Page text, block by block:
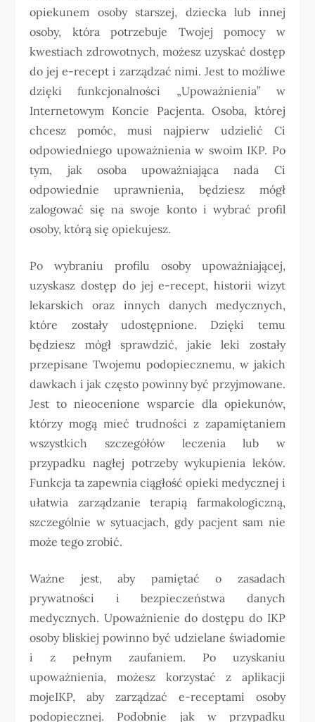
opiekunem osoby starszej, dziecka lub innej
osoby, która potrzebuje Twojej pomocy w
kwestiach zdrowotnych, możesz uzyskać dostęp
do jej e-recept i zarządzać nimi. Jest to możliwe
dzięki funkcjonalności „Upoważnienia” w
Internetowym Koncie Pacjenta. Osoba, której
chcesz pomóc, musi najpierw udzielić Ci
odpowiedniego upoważnienia w swoim IKP. Po
tym, jak osoba upoważniająca nada Ci
odpowiednie uprawnienia, będziesz mógł
zalogować się na swoje konto i wybrać profil
osoby, którą się opiekujesz.
Po wybraniu profilu osoby upoważniającej,
uzyskasz dostęp do jej e-recept, historii wizyt
lekarskich oraz innych danych medycznych,
które zostały udostępnione. Dzięki temu
będziesz mógł sprawdzić, jakie leki zostały
przepisane Twojemu podopiecznemu, w jakich
dawkach i jak często powinny być przyjmowane.
Jest to nieocenione wsparcie dla opiekunów,
którzy mogą mieć trudności z zapamiętaniem
wszystkich szczegółów leczenia lub w
przypadku nagłej potrzeby wykupienia leków.
Funkcja ta zapewnia ciągłość opieki medycznej i
ułatwia zarządzanie terapią farmakologiczną,
szczególnie w sytuacjach, gdy pacjent sam nie
może tego zrobić.
Ważne jest, aby pamiętać o zasadach
prywatności i bezpieczeństwa danych
medycznych. Upoważnienie do dostępu do IKP
osoby bliskiej powinno być udzielane świadomie
i z pełnym zaufaniem. Po uzyskaniu
upoważnienia, możesz korzystać z aplikacji
mojeIKP, aby zarządzać e-receptami osoby
podopiecznej. Podobnie jak w przypadku